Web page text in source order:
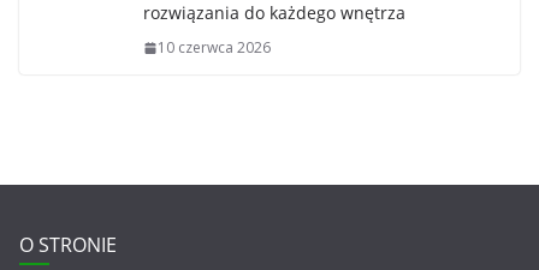
rozwiązania do każdego wnętrza
10 czerwca 2026
O STRONIE